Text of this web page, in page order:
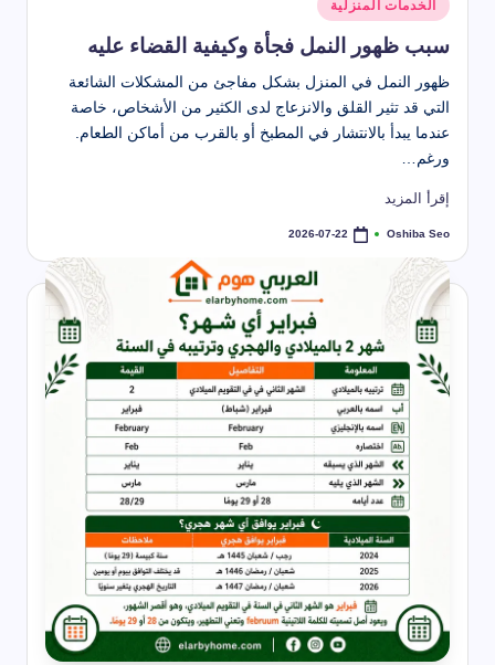
في
الخدمات المنزلية
سبب ظهور النمل فجأة وكيفية القضاء عليه
ظهور النمل في المنزل بشكل مفاجئ من المشكلات الشائعة
التي قد تثير القلق والانزعاج لدى الكثير من الأشخاص، خاصة
عندما يبدأ بالانتشار في المطبخ أو بالقرب من أماكن الطعام.
ورغم…
إقرأ المزيد
تمّ
بواسطة
Oshiba Seo
2026-07-22